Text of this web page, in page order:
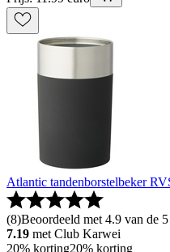
Atlantic tandenborstelbeker
(8)Beoordeeld met 4.9 van de
7.19 met Club Karwei
20% korting20% korting